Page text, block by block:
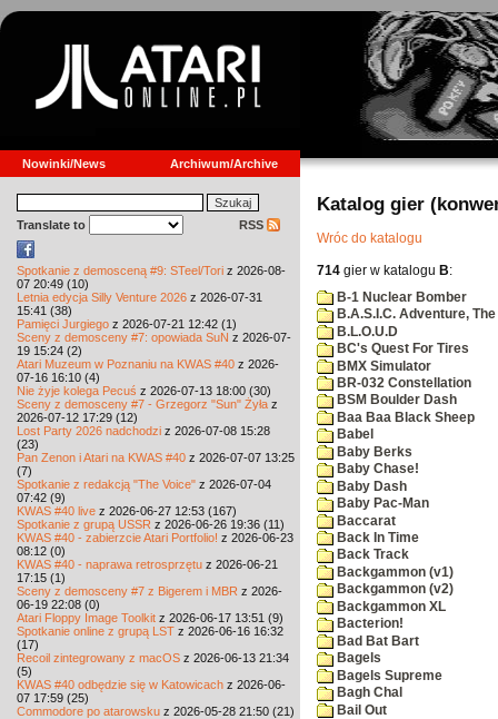
Nowinki/News Archiwum/Archive
Translate to RSS
Spotkanie z demosceną #9: STeel/Tori z 2026-08-
07 20:49 (10)
Letnia edycja Silly Venture 2026 z 2026-07-31
15:41 (38)
Pamięci Jurgiego z 2026-07-21 12:42 (1)
Sceny z demosceny #7: opowiada SuN z 2026-07-
19 15:24 (2)
Atari Muzeum w Poznaniu na KWAS #40 z 2026-
07-16 16:10 (4)
Nie żyje kolega Pecuś z 2026-07-13 18:00 (30)
Sceny z demosceny #7 - Grzegorz "Sun" Żyła z
2026-07-12 17:29 (12)
Lost Party 2026 nadchodzi z 2026-07-08 15:28
(23)
Pan Zenon i Atari na KWAS #40 z 2026-07-07 13:25
(7)
Spotkanie z redakcją "The Voice" z 2026-07-04
07:42 (9)
KWAS #40 live z 2026-06-27 12:53 (167)
Spotkanie z grupą USSR z 2026-06-26 19:36 (11)
KWAS #40 - zabierzcie Atari Portfolio! z 2026-06-23
08:12 (0)
KWAS #40 - naprawa retrosprzętu z 2026-06-21
17:15 (1)
Sceny z demosceny #7 z Bigerem i MBR z 2026-
06-19 22:08 (0)
Atari Floppy Image Toolkit z 2026-06-17 13:51 (9)
Spotkanie online z grupą LST z 2026-06-16 16:32
(17)
Recoil zintegrowany z macOS z 2026-06-13 21:34
(5)
KWAS #40 odbędzie się w Katowicach z 2026-06-
07 17:59 (25)
Commodore po atarowsku z 2026-05-28 21:50 (21)
Katalog gier
Wróc do katalogu
714 gier w katalogu B:
B-1 Nuclear Bomber
B.A.S.I.C. Adventure, The
B.L.O.U.D
BC's Quest For Tires
BMX Simulator
BR-032 Constellation
BSM Boulder Dash
Baa Baa Black Sheep
Babel
Baby Berks
Baby Chase!
Baby Dash
Baby Pac-Man
Baccarat
Back In Time
Back Track
Backgammon (v1)
Backgammon (v2)
Backgammon XL
Bacterion!
Bad Bat Bart
Bagels
Bagels Supreme
Bagh Chal
Bail Out